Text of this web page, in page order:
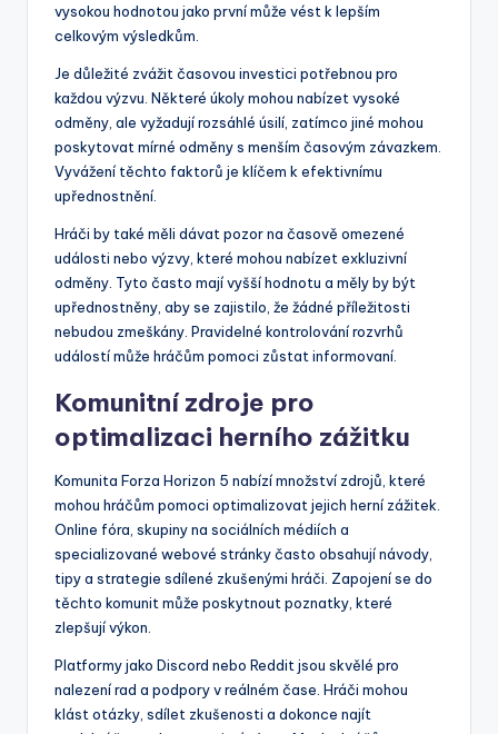
vysokou hodnotou jako první může vést k lepším
celkovým výsledkům.
Je důležité zvážit časovou investici potřebnou pro
každou výzvu. Některé úkoly mohou nabízet vysoké
odměny, ale vyžadují rozsáhlé úsilí, zatímco jiné mohou
poskytovat mírné odměny s menším časovým závazkem.
Vyvážení těchto faktorů je klíčem k efektivnímu
upřednostnění.
Hráči by také měli dávat pozor na časově omezené
události nebo výzvy, které mohou nabízet exkluzivní
odměny. Tyto často mají vyšší hodnotu a měly by být
upřednostněny, aby se zajistilo, že žádné příležitosti
nebudou zmeškány. Pravidelné kontrolování rozvrhů
událostí může hráčům pomoci zůstat informovaní.
Komunitní zdroje pro
optimalizaci herního zážitku
Komunita Forza Horizon 5 nabízí množství zdrojů, které
mohou hráčům pomoci optimalizovat jejich herní zážitek.
Online fóra, skupiny na sociálních médiích a
specializované webové stránky často obsahují návody,
tipy a strategie sdílené zkušenými hráči. Zapojení se do
těchto komunit může poskytnout poznatky, které
zlepšují výkon.
Platformy jako Discord nebo Reddit jsou skvělé pro
nalezení rad a podpory v reálném čase. Hráči mohou
klást otázky, sdílet zkušenosti a dokonce najít